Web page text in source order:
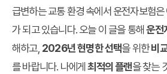
급변하는 교통 환경 속에서 운전자보험
가 되고 있습니다. 오늘 이 글을 통해운전
해하고, 2026년 현명한 선택을 위한비
를 바랍니다. 나에게최적의 플랜을 찾는